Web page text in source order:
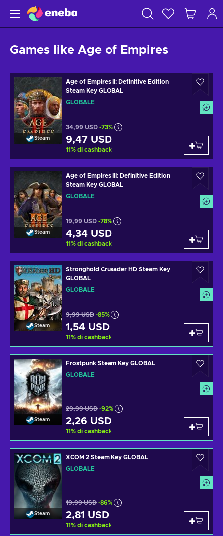
Games like Age of Empires
Steam
Age of Empires II: Definitive Edition
Steam Key GLOBAL
GLOBALE
34,99 USD -73%
9,47 USD
11% di cashback
Steam
Age of Empires III: Definitive Edition
Steam Key GLOBAL
GLOBALE
19,99 USD -78%
4,34 USD
11% di cashback
Steam
Stronghold Crusader HD Steam Key
GLOBAL
GLOBALE
9,99 USD -85%
1,54 USD
11% di cashback
Steam
Frostpunk Steam Key GLOBAL
GLOBALE
29,99 USD -92%
2,26 USD
11% di cashback
Steam
XCOM 2 Steam Key GLOBAL
GLOBALE
19,99 USD -86%
2,81 USD
11% di cashback